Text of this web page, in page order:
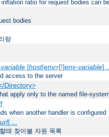
ratio for request bodies can
bodies
량
[host|env=[!]env-variable]
access to the server
Directory>
apply only to the named file-
when another handler is configured
] ...
때 찾아볼 자원 목록